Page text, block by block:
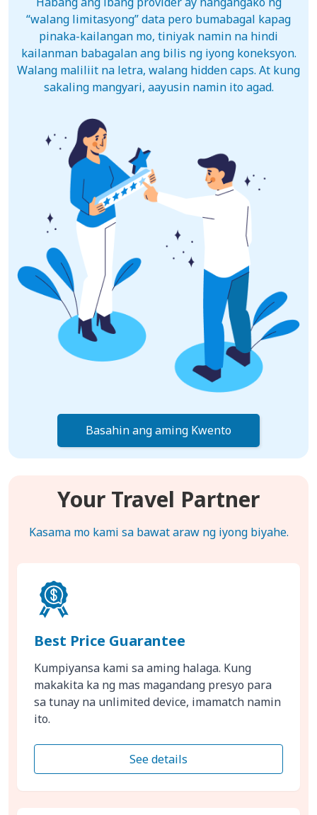
“walang limitasyong” data pero bumabagal kapag
pinaka-kailangan mo, tiniyak namin na hindi
kailanman babagalan ang bilis ng iyong koneksyon.
Walang maliliit na letra, walang hidden caps. At kung
sakaling mangyari, aayusin namin ito agad.
Basahin ang aming Kwento
Your Travel Partner
Kasama mo kami sa bawat araw ng iyong biyahe.
Best Price Guarantee
Kumpiyansa kami sa aming halaga. Kung
makakita ka ng mas magandang presyo para
sa tunay na unlimited device, imamatch namin
ito.
See details